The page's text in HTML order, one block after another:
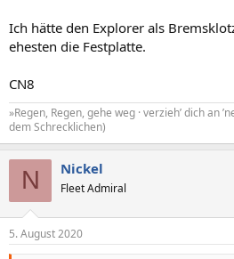
Ich hätte den Explorer als
ehesten die Festplatte.
CN8
»Regen, Regen, gehe weg · verzieh’ dich an
dem Schrecklichen)
N Nickel
Fleet Admiral
5. August 2020